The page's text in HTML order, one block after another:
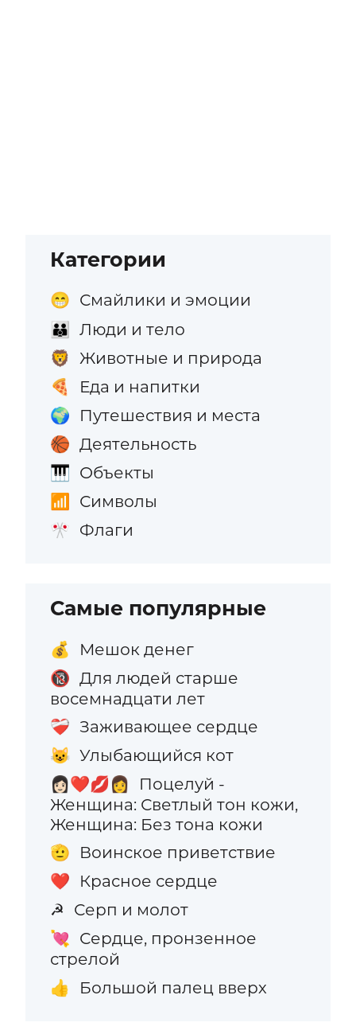
Категории
😁 Смайлики и эмоции
👪 Люди и тело
🦁 Животные и природа
🍕 Еда и напитки
🌍 Путешествия и места
🏀 Деятельность
🎹 Объекты
📶 Символы
🎌 Флаги
Самые популярные
💰 Мешок денег
🔞 Для людей старше
восемнадцати лет
❤️‍🩹 Заживающее сердце
😺 Улыбающийся кот
👩🏻‍❤️‍💋‍👩
Поцелуй -
Женщина: Светлый тон кожи,
Женщина: Без тона кожи
🫡 Воинское приветствие
❤️ Красное сердце
☭ Серп и молот
💘 Сердце, пронзенное
стрелой
👍 Большой палец вверх